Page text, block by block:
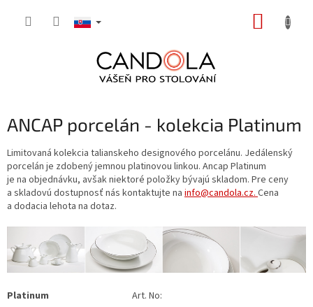
ANCAP porcelán - kolekcia Platinum
Limitovaná kolekcia talianskeho designového porcelánu. Jedálenský
porcelán je zdobený jemnou platinovou linkou. Ancap Platinum
je na objednávku, avšak niektoré položky bývajú skladom. Pre ceny
a skladovú dostupnosť nás kontaktujte na info@candola.cz. Cena
a dodacia lehota na dotaz.
Platinum
Art. No: